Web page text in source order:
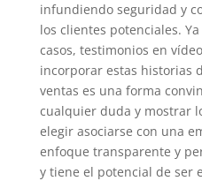
infundiendo seguridad y
los clientes potenciales.
casos, testimonios en
incorporar estas historias
ventas es una forma
cualquier duda y mostrar
elegir asociarse con una
enfoque transparente y
y tiene el potencial de ser